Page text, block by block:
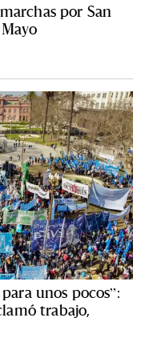
por San
unos pocos”:
trabajo,